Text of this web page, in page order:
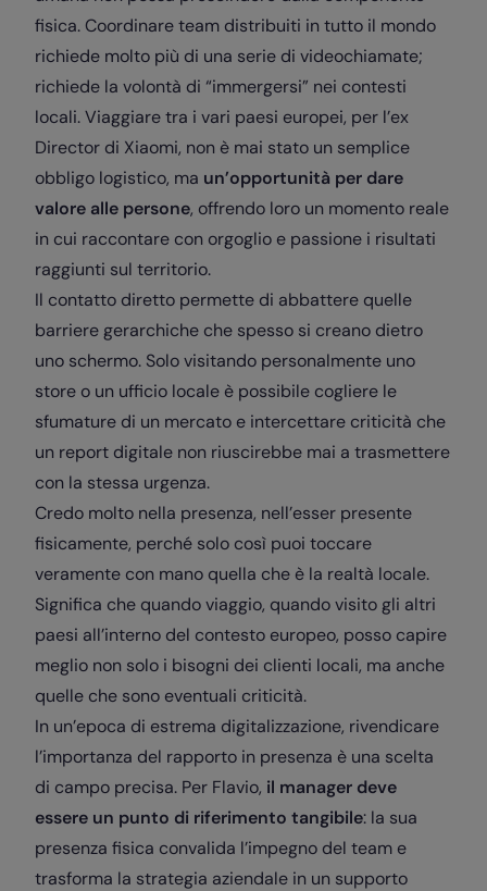
fisica. Coordinare team distribuiti in tutto il mondo
richiede molto più di una serie di videochiamate;
richiede la volontà di “immergersi” nei contesti
locali. Viaggiare tra i vari paesi europei, per l’ex
Director di Xiaomi, non è mai stato un semplice
obbligo logistico, ma un’opportunità per dare
valore alle persone, offrendo loro un momento reale
in cui raccontare con orgoglio e passione i risultati
raggiunti sul territorio.
Il contatto diretto permette di abbattere quelle
barriere gerarchiche che spesso si creano dietro
uno schermo. Solo visitando personalmente uno
store o un ufficio locale è possibile cogliere le
sfumature di un mercato e intercettare criticità che
un report digitale non riuscirebbe mai a trasmettere
con la stessa urgenza.
Credo molto nella presenza, nell’esser presente
fisicamente, perché solo così puoi toccare
veramente con mano quella che è la realtà locale.
Significa che quando viaggio, quando visito gli altri
paesi all’interno del contesto europeo, posso capire
meglio non solo i bisogni dei clienti locali, ma anche
quelle che sono eventuali criticità.
In un’epoca di estrema digitalizzazione, rivendicare
l’importanza del rapporto in presenza è una scelta
di campo precisa. Per Flavio, il manager deve
essere un punto di riferimento tangibile: la sua
presenza fisica convalida l’impegno del team e
trasforma la strategia aziendale in un supporto